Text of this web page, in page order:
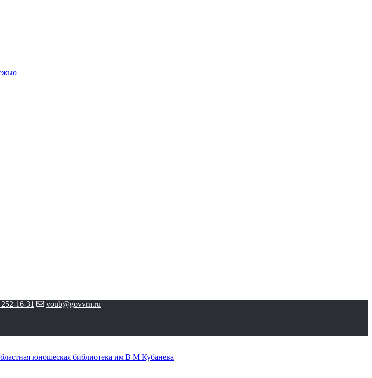
16-31 voub@govvrn.ru